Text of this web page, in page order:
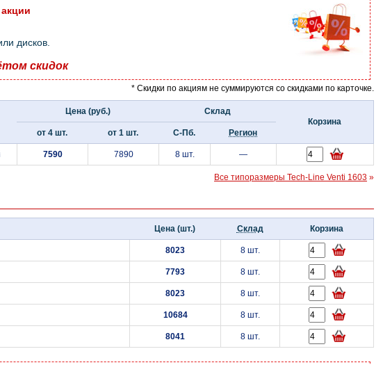
дисков.
скидок
* Скидки по акциям не суммируются со скидками по карточке.
Цена (руб.)
Склад
Корзина
от 4 шт.
от 1 шт. С-Пб. Регион
7590 7890 8 шт. —
Все типоразмеры Tech-Line Venti 1603 »
Цена (шт.) Склад Корзина
8023 8 шт.
7793 8 шт.
8023 8 шт.
10684 8 шт.
8041 8 шт.